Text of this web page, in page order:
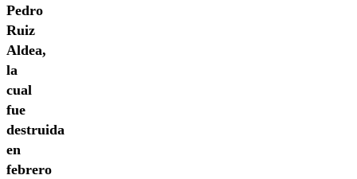
Pedro
Ruiz
Aldea,
la
cual
fue
destruida
en
febrero